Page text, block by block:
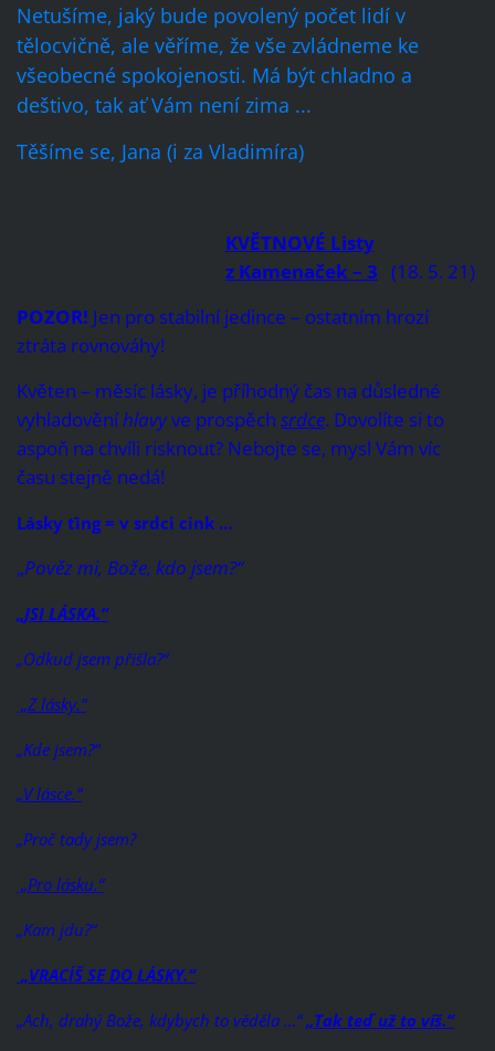
Netušíme, jaký bude povolený počet lidí v
tělocvičně, ale věříme, že vše zvládneme ke
všeobecné spokojenosti. Má být chladno a
deštivo, tak ať Vám není zima ...
Těšíme se, Jana (i za Vladimíra)
KVĚTNOVÉ Listy
z Kamenaček – 3 (18. 5. 21)
POZOR! Jen pro stabilní jedince – ostatním hrozí
ztráta rovnováhy!
Květen – měsíc lásky, je příhodný čas na důsledné
vyhladověníhlavyve prospěch srdce. Dovolíte si to
aspoň na chvíli risknout? Nebojte se, mysl Vám víc
času stejně nedá!
Lásky ťing = v srdci cink …
„Pověz mi, Bože, kdo jsem?“
„JSI LÁSKA.“
„Odkud jsem přišla?“
„Z lásky.“
„Kde jsem?“
„V lásce.“
„Proč tady jsem?
„Pro lásku.“
„Kam jdu?“
„VRACÍŠ SE DO LÁSKY.“
„Ach, drahý Bože, kdybych to věděla …“ „Tak teď už to víš.“